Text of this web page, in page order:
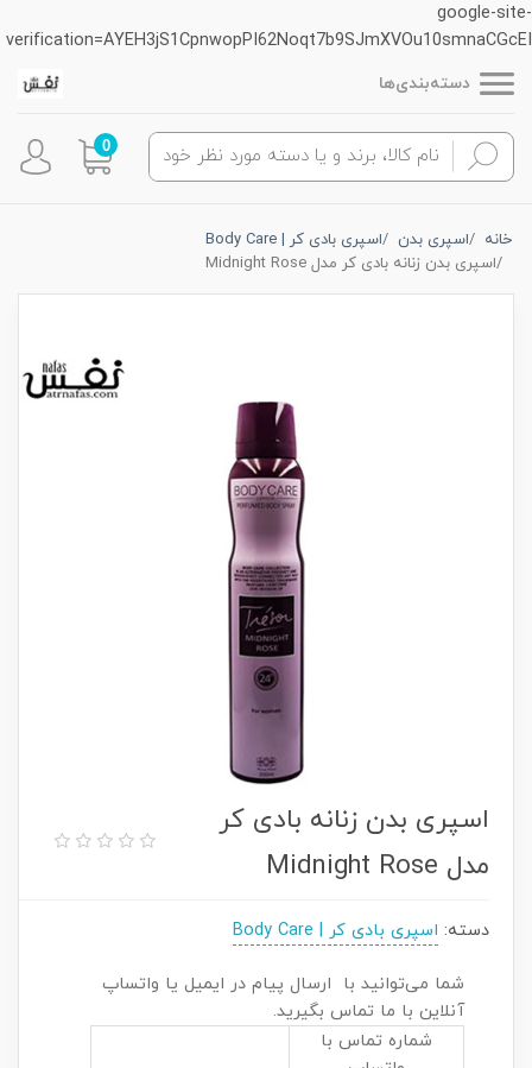
google-site-
verification=AYEH3jS1CpnwopPI62Noqt7b9SJmXVOu10smnaCGcEI
دسته‌بندی‌ها
0
خانه اسپری بدن
اسپری بادی کر | Body Care
اسپری بدن زنانه بادی کر مدل Midnight Rose
اسپری بدن زنانه بادی کر
مدل Midnight Rose
دسته: اسپری بادی کر | Body Care
شما می‌توانید با ارسال پیام در ایمیل یا واتساپ
آنلاین با ما تماس بگیرید.
شماره تماس با